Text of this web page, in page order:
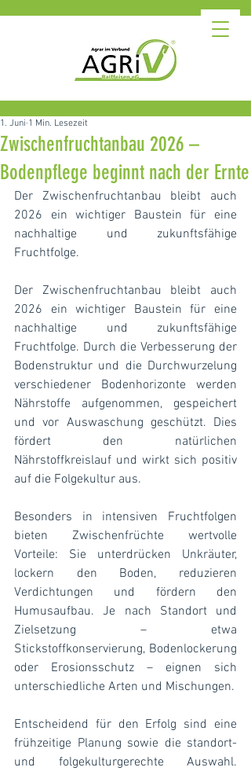
Zwischenfruchtanbau 2026 –
Bodenpflege beginnt nach der Ernte
1. Juni 1 Min. Lesezeit
Der Zwischenfruchtanbau bleibt auch
2026 ein wichtiger Baustein für eine
nachhaltige und zukunftsfähige
Fruchtfolge.
Der Zwischenfruchtanbau bleibt auch
2026 ein wichtiger Baustein für eine
nachhaltige und zukunftsfähige
Fruchtfolge. Durch die Verbesserung der
Bodenstruktur und die Durchwurzelung
verschiedener Bodenhorizonte werden
Nährstoffe aufgenommen, gespeichert
und vor Auswaschung geschützt. Dies
fördert den natürlichen
Nährstoffkreislauf und wirkt sich positiv
auf die Folgekultur aus.
Besonders in intensiven Fruchtfolgen
bieten Zwischenfrüchte wertvolle
Vorteile: Sie unterdrücken Unkräuter,
lockern den Boden, reduzieren
Verdichtungen und fördern den
Humusaufbau. Je nach Standort und
Zielsetzung – etwa
Stickstoffkonservierung, Bodenlockerung
oder Erosionsschutz – eignen sich
unterschiedliche Arten und Mischungen.
Entscheidend für den Erfolg sind eine
frühzeitige Planung sowie die standort-
und folgekulturgerechte Auswahl.